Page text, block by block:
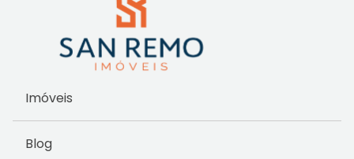
Imóveis
Blog